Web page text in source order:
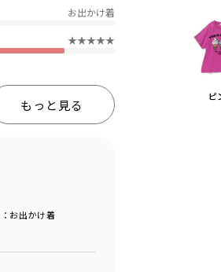
お出かけ着
★★★★★
もっと見る
：お出かけ着
ピ